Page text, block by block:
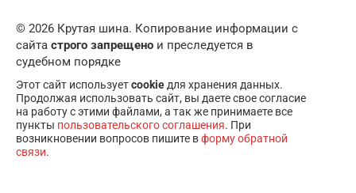
© 2026 Крутая шина. Копирование информации с
сайта строго запрещено и преследуется в
судебном порядке
Этот сайт используетcookie для хранения данных.
Продолжая использовать сайт, вы даете свое согласие
на работу с этими файлами, а так же принимаете все
пункты пользовательского соглашения. При
возникновении вопросов пишите вформу обратной
связи.